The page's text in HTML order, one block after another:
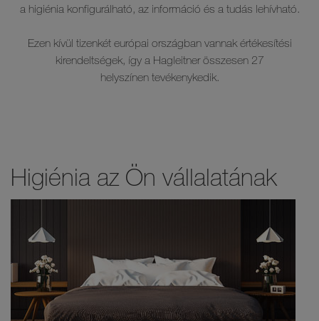
a higiénia konfigurálható, az információ és a tudás lehívható.
Ezen kívül tizenkét európai országban vannak értékesítési
kirendeltségek, így a Hagleitner összesen 27
helyszínen tevékenykedik.
Higiénia az Ön vállalatának